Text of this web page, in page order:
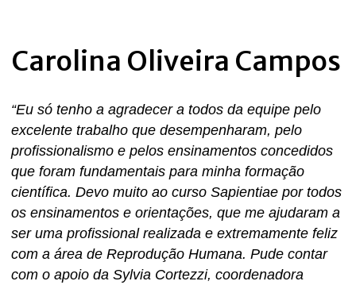
Carolina Oliveira Campos
“Eu só tenho a agradecer a todos da equipe pelo
excelente trabalho que desempenharam, pelo
profissionalismo e pelos ensinamentos concedidos
que foram fundamentais para minha formação
científica. Devo muito ao curso Sapientiae por todos
os ensinamentos e orientações, que me ajudaram a
ser uma profissional realizada e extremamente feliz
com a área de Reprodução Humana. Pude contar
com o apoio da Sylvia Cortezzi, coordenadora